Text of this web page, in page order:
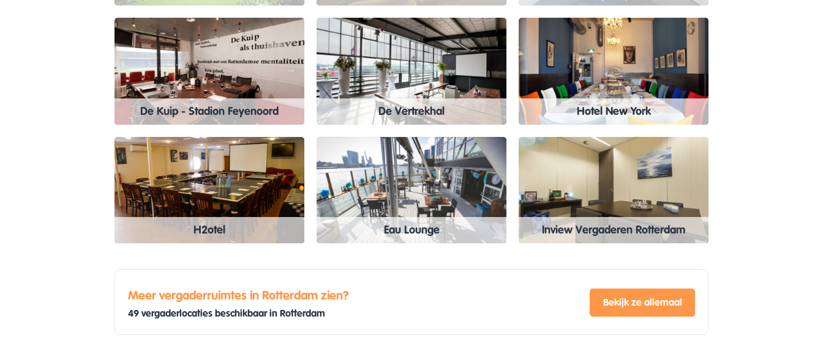
De Kuip - Stadion Feyenoord De Vertrekhal Hotel New York
H2otel Eau Lounge Inview Vergaderen Rotterdam
Meer vergaderruimtes in Rotterdam zien?
49 vergaderlocaties beschikbaar in Rotterdam
Bekijk ze allemaal